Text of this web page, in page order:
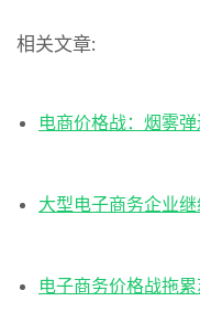
相关文章:
电商价格战：烟雾
大型电子商务企业
电子商务价格战拖